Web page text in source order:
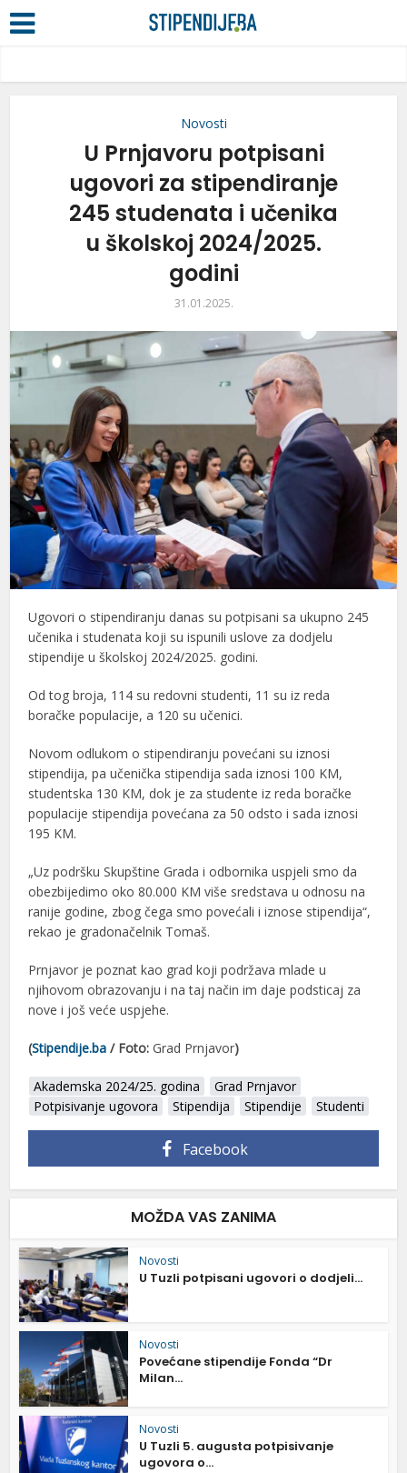
Novosti
U Prnjavoru potpisani
ugovori za stipendiranje
245 studenata i učenika
u školskoj 2024/2025.
godini
31.01.2025.
Ugovori o stipendiranju danas su potpisani sa ukupno 245
učenika i studenata koji su ispunili uslove za dodjelu
stipendije u školskoj 2024/2025. godini.
Od tog broja, 114 su redovni studenti, 11 su iz reda
boračke populacije, a 120 su učenici.
Novom odlukom o stipendiranju povećani su iznosi
stipendija, pa učenička stipendija sada iznosi 100 KM,
studentska 130 KM, dok je za studente iz reda boračke
populacije stipendija povećana za 50 odsto i sada iznosi
195 KM.
„Uz podršku Skupštine Grada i odbornika uspjeli smo da
obezbijedimo oko 80.000 KM više sredstava u odnosu na
ranije godine, zbog čega smo povećali i iznose stipendija“,
rekao je gradonačelnik Tomaš.
Prnjavor je poznat kao grad koji podržava mlade u
njihovom obrazovanju i na taj način im daje podsticaj za
nove i još veće uspjehe.
(Stipendije.ba / Foto:Grad Prnjavor)
Akademska 2024/25. godina
Grad Prnjavor
Potpisivanje ugovora
Stipendija Stipendije Studenti
Facebook
MOŽDA VAS ZANIMA
Novosti
U Tuzli potpisani ugovori o dodjeli...
Novosti
Povećane stipendije Fonda “Dr
Milan...
Novosti
U Tuzli 5. augusta potpisivanje
ugovora o...